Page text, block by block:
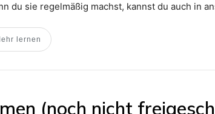
du sie regelmäßig machst, kannst du auch in
lernen
(noch nicht